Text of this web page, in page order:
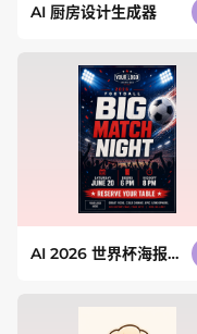
AI 厨房设计生成器
AI 2026 世界杯海报生